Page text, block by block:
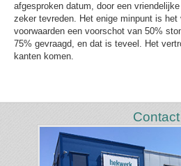
afgesproken datum, door een
zeker tevreden. Het enige minpunt is
voorwaarden een voorschot van 50%
75% gevraagd, en dat is teveel. Het
kanten komen.
Contact